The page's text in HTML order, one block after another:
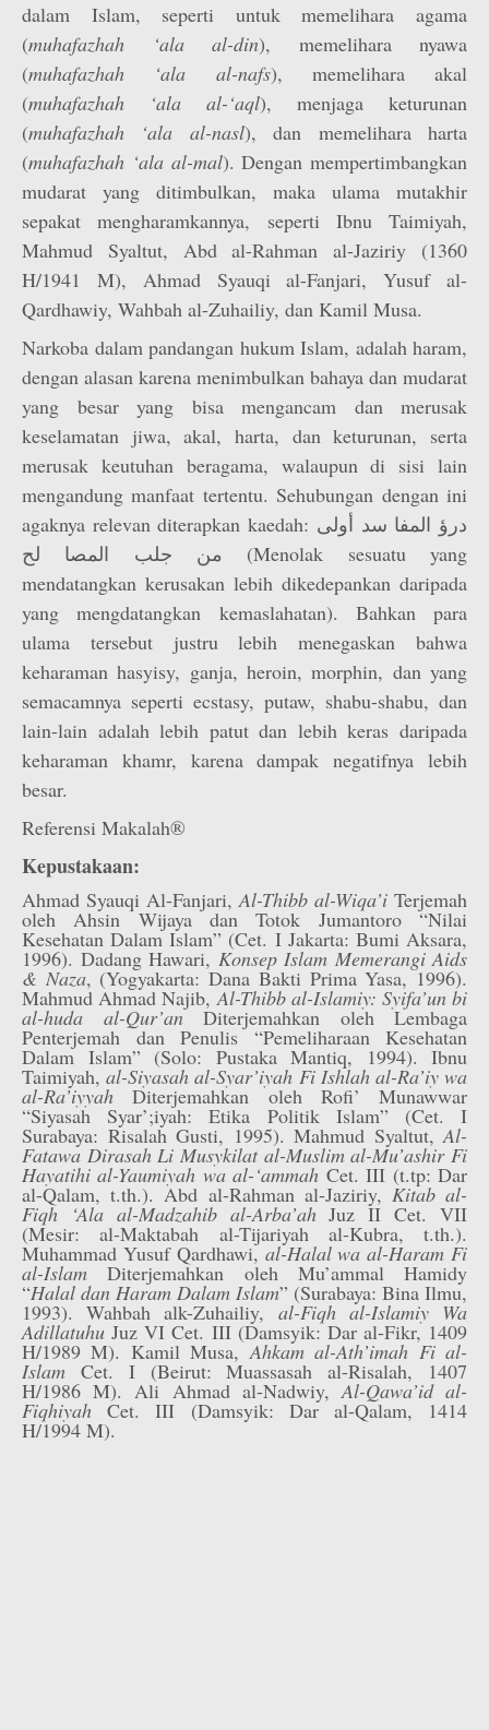
dalam Islam, seperti untuk memelihara agama
(muhafazhah ‘ala al-din), memelihara nyawa
(muhafazhah ‘ala al-nafs), memelihara akal
(muhafazhah ‘ala al-‘aql), menjaga keturunan
(muhafazhah ‘ala al-nasl), dan memelihara harta
(muhafazhah ‘ala al-mal). Dengan mempertimbangkan
mudarat yang ditimbulkan, maka ulama mutakhir
sepakat mengharamkannya, seperti Ibnu Taimiyah,
Mahmud Syaltut, Abd al-Rahman al-Jaziriy (1360
H/1941 M), Ahmad Syauqi al-Fanjari, Yusuf al-
Qardhawiy, Wahbah al-Zuhailiy, dan Kamil Musa.
Narkoba dalam pandangan hukum Islam, adalah haram,
dengan alasan karena menimbulkan bahaya dan mudarat
yang besar yang bisa mengancam dan merusak
keselamatan jiwa, akal, harta, dan keturunan, serta
merusak keutuhan beragama, walaupun di sisi lain
mengandung manfaat tertentu. Sehubungan dengan ini
agaknya relevan diterapkan kaedah: درؤ المفا سد أولى
من جلب المصا لح (Menolak sesuatu yang
mendatangkan kerusakan lebih dikedepankan daripada
yang mengdatangkan kemaslahatan). Bahkan para
ulama tersebut justru lebih menegaskan bahwa
keharaman hasyisy, ganja, heroin, morphin, dan yang
semacamnya seperti ecstasy, putaw, shabu-shabu, dan
lain-lain adalah lebih patut dan lebih keras daripada
keharaman khamr, karena dampak negatifnya lebih
besar.
Referensi Makalah®
Kepustakaan:
Ahmad Syauqi Al-Fanjari,Al-Thibb al-Wiqa’i Terjemah
oleh Ahsin Wijaya dan Totok Jumantoro “Nilai
Kesehatan Dalam Islam” (Cet. I Jakarta: Bumi Aksara,
1996). Dadang Hawari, Konsep Islam Memerangi Aids
& Naza, (Yogyakarta: Dana Bakti Prima Yasa, 1996).
Mahmud Ahmad Najib,Al-Thibb al-Islamiy: Syifa’un bi
al-huda al-Qur’anDiterjemahkan oleh Lembaga
Penterjemah dan Penulis “Pemeliharaan Kesehatan
Dalam Islam” (Solo: Pustaka Mantiq, 1994). Ibnu
Taimiyah,al-Siyasah al-Syar’iyah Fi Ishlah al-Ra’iy wa
al-Ra’iyyah Diterjemahkan oleh Rofi’ Munawwar
“Siyasah Syar’;iyah: Etika Politik Islam” (Cet. I
Surabaya: Risalah Gusti, 1995). Mahmud Syaltut,Al-
Fatawa Dirasah Li Musykilat al-Muslim al-Mu’ashir Fi
Hayatihi al-Yaumiyah wa al-‘ammah Cet. III (t.tp: Dar
al-Qalam, t.th.). Abd al-Rahman al-Jaziriy, Kitab al-
Fiqh ‘Ala al-Madzahib al-Arba’ahJuz II Cet. VII
(Mesir: al-Maktabah al-Tijariyah al-Kubra, t.th.).
Muhammad Yusuf Qardhawi, al-Halal wa al-Haram Fi
al-Islam Diterjemahkan oleh Mu’ammal Hamidy
“Halal dan Haram Dalam Islam” (Surabaya: Bina Ilmu,
1993). Wahbah alk-Zuhailiy, al-Fiqh al-Islamiy Wa
Adillatuhu Juz VI Cet. III (Damsyik: Dar al-Fikr, 1409
H/1989 M). Kamil Musa,Ahkam al-Ath’imah Fi al-
Islam Cet. I (Beirut: Muassasah al-Risalah, 1407
H/1986 M). Ali Ahmad al-Nadwiy,Al-Qawa’id al-
Fiqhiyah Cet. III (Damsyik: Dar al-Qalam, 1414
H/1994 M).